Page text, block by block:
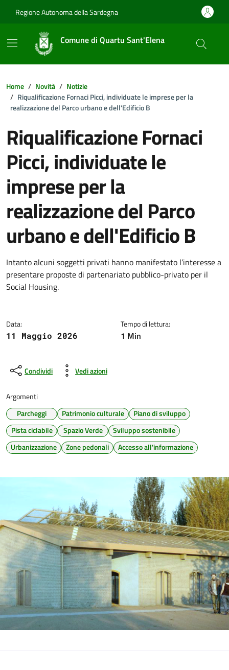
Regione Autonoma della Sardegna
Comune di Quartu Sant'Elena
Home Novità
Notizie
Riqualificazione Fornaci Picci, individuate le imprese per la
realizzazione del Parco urbano e dell'Edificio B
Riqualificazione Fornaci
Picci, individuate le
imprese per la
realizzazione del Parco
urbano e dell'Edificio B
Dettagli della notizia
Intanto alcuni soggetti privati hanno manifestato l’interesse a
presentare proposte di partenariato pubblico-privato per il
Social Housing.
Data:
11 Maggio 2026
Tempo di lettura:
1 Min
Condividi Vedi azioni
Argomenti
Parcheggi
Patrimonio culturale
Piano di sviluppo
Pista ciclabile
Spazio Verde
Sviluppo sostenibile
Urbanizzazione
Zone pedonali Accesso all'informazione